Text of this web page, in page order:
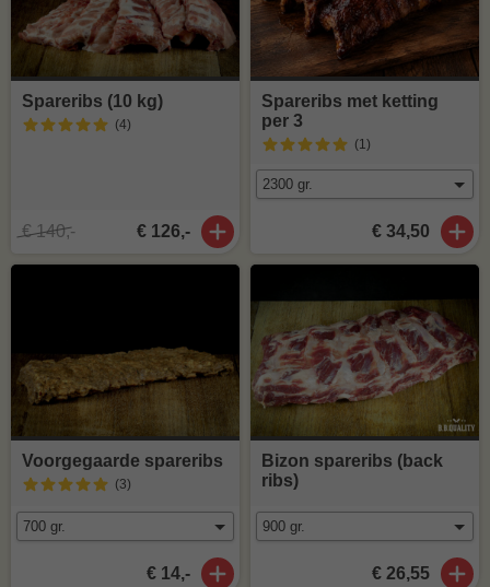
Spareribs (10 kg)
(4)
€ 140,- € 126,-
Spareribs met ketting
per 3
(1)
€ 34,50
Voorgegaarde spareribs
(3)
€ 14,-
Bizon spareribs (back
ribs)
€ 26,55